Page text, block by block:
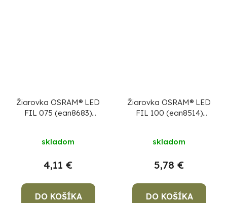
Žiarovka OSRAM® LED
FIL 075 (ean8683)
A
skladom
4,11 €
DO KOŠÍKA
Žiarovka OSRAM® LED
FIL 100 (ean8514)
A
skladom
5,78 €
DO KOŠÍKA